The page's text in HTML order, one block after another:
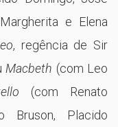
e Elena
, regência de Sir
Macbeth (com Leo
(com Renato
Bruson, Placido